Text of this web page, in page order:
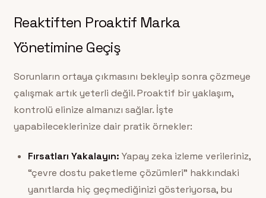
Reaktiften Proaktif Marka
Yönetimine Geçiş
Sorunların ortaya çıkmasını bekleyip sonra çözmeye
çalışmak artık yeterli değil. Proaktif bir yaklaşım,
kontrolü elinize almanızı sağlar. İşte
yapabileceklerinize dair pratik örnekler:
Fırsatları Yakalayın: Yapay zeka izleme verileriniz,
“çevre dostu paketleme çözümleri” hakkındaki
yanıtlarda hiç geçmediğinizi gösteriyorsa, bu